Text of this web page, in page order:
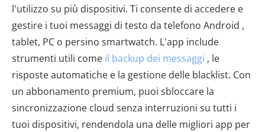
l'utilizzo su più dispositivi. Ti consente di accedere e
gestire i tuoi messaggi di testo da telefono Android ,
tablet, PC o persino smartwatch. L'app include
strumenti utili come il backup dei messaggi , le
risposte automatiche e la gestione delle blacklist. Con
un abbonamento premium, puoi sbloccare la
sincronizzazione cloud senza interruzioni su tutti i
tuoi dispositivi, rendendola una delle migliori app per